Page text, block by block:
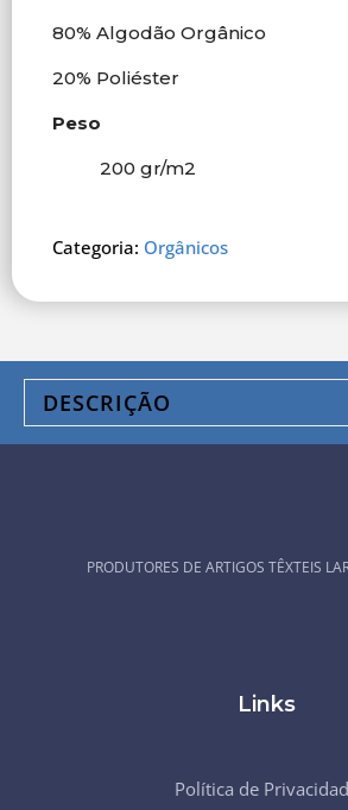
80% Algodão Orgânico
20% Poliéster
Peso
200 gr/m2
Categoria: Orgânicos
DESCRIÇÃO
PRODUTORES DE ARTIGOS TÊXTEIS
Links
Política de